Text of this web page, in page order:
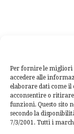
Per fornire le migliori
accedere alle
elaborare dati come il
acconsentire o
funzioni. Questo sito
secondo la
7/3/2001. Tutti i